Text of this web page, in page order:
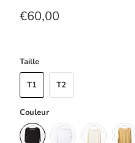
€60,00
Taille
T1 T2
Couleur